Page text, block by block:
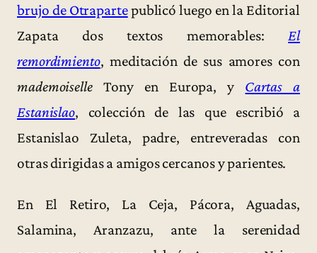
brujo de Otrapartepublicó luego en la Editorial
Zapata dos textos memorables:El
remordimiento, meditación de sus amores con
mademoiselleTony en Europa, y Cartas a
Estanislao, colección de las que escribió a
Estanislao Zuleta, padre, entreveradas con
otras dirigidas a amigos cercanos y parientes.
En El Retiro, La Ceja, Pácora, Aguadas,
Salamina, Aranzazu, ante la serenidad